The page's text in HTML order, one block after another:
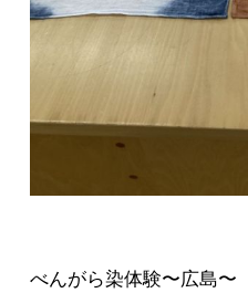
べんがら染体験〜広島〜